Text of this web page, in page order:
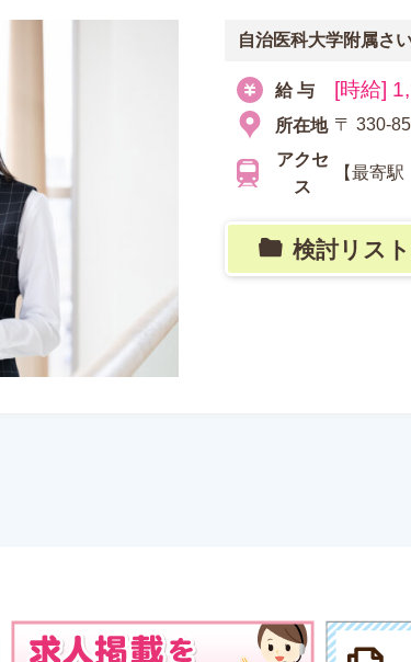
自治医科大学附属さ
給 与 [時給]
所在地 〒 330-
アクセ
ス
【最寄
検討リス